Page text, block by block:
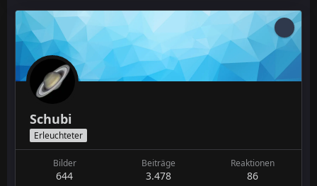
Schubi
Erleuchteter
Bilder
644
Beiträge
3.478
Reaktionen
86